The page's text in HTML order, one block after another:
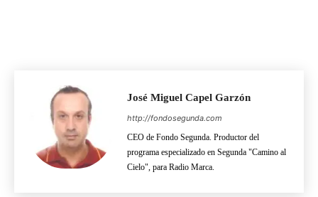
José Miguel Capel Garzón
http://fondosegunda.com
CEO de Fondo Segunda. Productor del
programa especializado en Segunda "Camino al
Cielo", para Radio Marca.